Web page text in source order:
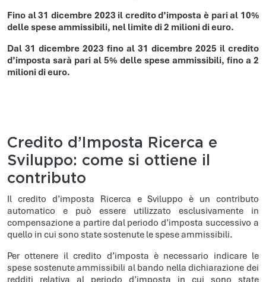
Fino al 31 dicembre 2023 il credito d’imposta è pari al 10%
delle spese ammissibili, nel limite di 2 milioni di euro.
Dal 31 dicembre 2023 fino al 31 dicembre 2025 il credito
d’imposta sarà pari al 5% delle spese ammissibili, fino a 2
milioni di euro.
Credito d’Imposta Ricerca e
Sviluppo: come si ottiene il
contributo
Il credito d’imposta Ricerca e Sviluppo è un contributo
automatico e può essere utilizzato esclusivamente in
compensazione a partire dal periodo d’imposta successivo a
quello in cui sono state sostenute le spese ammissibili.
Per ottenere il credito d’imposta è necessario indicare le
spese sostenute ammissibili al bando nella dichiarazione dei
redditi relativa al periodo d’imposta in cui sono state